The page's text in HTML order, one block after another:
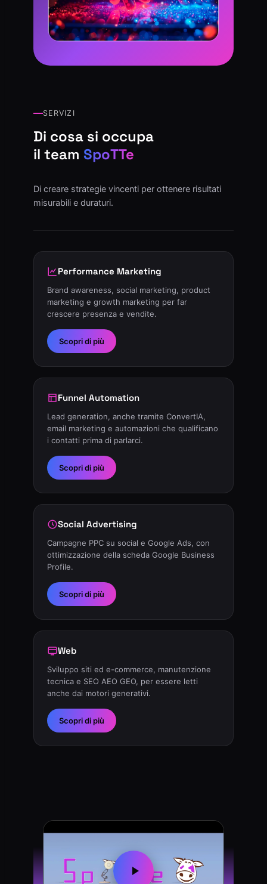
SERVIZI
Di cosa si occupa
il team SpoTTe
Di creare strategie vincenti per ottenere risultati
misurabili e duraturi.
Performance Marketing
Brand awareness, social marketing, product
marketing e growth marketing per far
crescere presenza e vendite.
Scopri di più
Funnel Automation
Lead generation, anche tramite ConvertIA,
email marketing e automazioni che qualificano
i contatti prima di parlarci.
Scopri di più
Social Advertising
Campagne PPC su social e Google Ads, con
ottimizzazione della scheda Google Business
Profile.
Scopri di più
Web
Sviluppo siti ed e-commerce, manutenzione
tecnica e SEO AEO GEO, per essere letti
anche dai motori generativi.
Scopri di più
SpoTTe — L'agenzia del